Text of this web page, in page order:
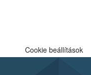
termesztésben is
Cookie beállítások